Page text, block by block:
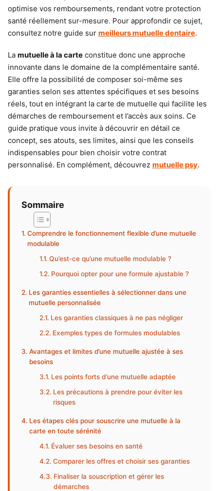
optimise vos remboursements, rendant votre protection
santé réellement sur-mesure. Pour approfondir ce sujet,
consultez notre guide sur meilleurs mutuelle dentaire.
La mutuelle à la carte constitue donc une approche
innovante dans le domaine de la complémentaire santé.
Elle offre la possibilité de composer soi-même ses
garanties selon ses attentes spécifiques et ses besoins
réels, tout en intégrant la carte de mutuelle qui facilite les
démarches de remboursement et l’accès aux soins. Ce
guide pratique vous invite à découvrir en détail ce
concept, ses atouts, ses limites, ainsi que les conseils
indispensables pour bien choisir votre contrat
personnalisé. En complément, découvrez mutuelle psy.
Sommaire
Comprendre le fonctionnement flexible d’une mutuelle
modulable
Qu’est-ce qu’une mutuelle modulable ?
Pourquoi opter pour une formule ajustable ?
Les garanties essentielles à sélectionner dans une
mutuelle personnalisée
Les garanties classiques à ne pas négliger
Exemples types de formules modulables
Avantages et limites d’une mutuelle ajustée à ses
besoins
Les points forts d’une mutuelle adaptée
Les précautions à prendre pour éviter les
risques
Les étapes clés pour souscrire une mutuelle à la
carte en toute sérénité
Évaluer ses besoins en santé
Comparer les offres et choisir ses garanties
Finaliser la souscription et gérer les
démarches